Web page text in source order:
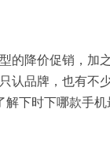
降价促销，加
品牌，也有不
下时下哪款手机